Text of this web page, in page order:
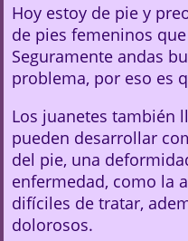
Hoy estoy de pie y
de pies femeninos
Seguramente andas
problema, por eso es
Los juanetes también
pueden desarrollar
del pie, una
enfermedad, como la
difíciles de tratar,
dolorosos.